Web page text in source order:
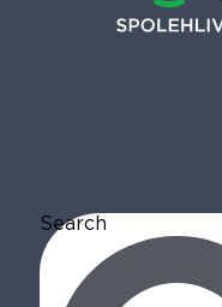
Search